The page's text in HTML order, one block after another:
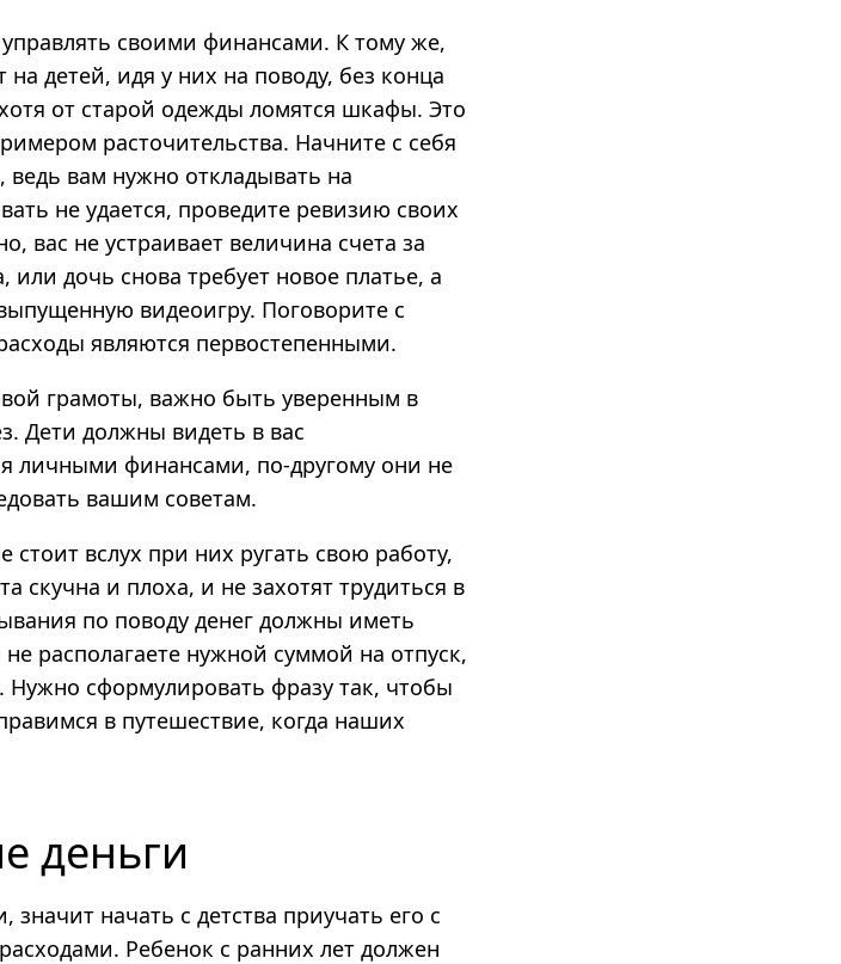
своими финансами. К тому же,
детей, идя у них на поводу, без конца
от старой одежды ломятся шкафы. Это
расточительства. Начните с себя
вам нужно откладывать на
не удается, проведите ревизию своих
вас не устраивает величина счета за
дочь снова требует новое платье, а
видеоигру. Поговорите с
являются первостепенными.
грамоты, важно быть уверенным в
Дети должны видеть в вас
личными финансами, по-другому они не
вашим советам.
вслух при них ругать свою работу,
скучна и плоха, и не захотят трудиться в
по поводу денег должны иметь
располагаете нужной суммой на отпуск,
Нужно сформулировать фразу так, чтобы
в путешествие, когда наших
деньги
начать с детства приучать его с
Ребенок с ранних лет должен